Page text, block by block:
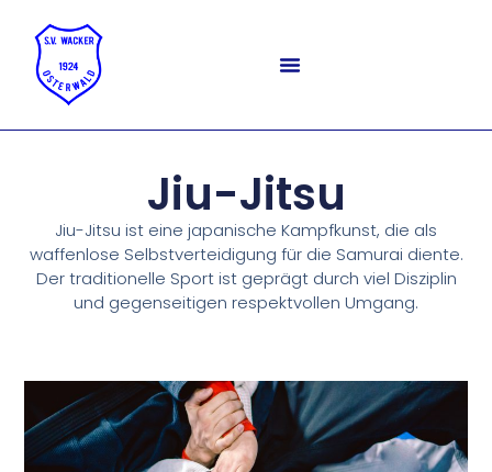
Jiu-Jitsu
Jiu-Jitsu ist eine japanische Kampfkunst, die als
waffenlose Selbstverteidigung für die Samurai diente.
Der traditionelle Sport ist geprägt durch viel Disziplin
und gegenseitigen respektvollen Umgang.